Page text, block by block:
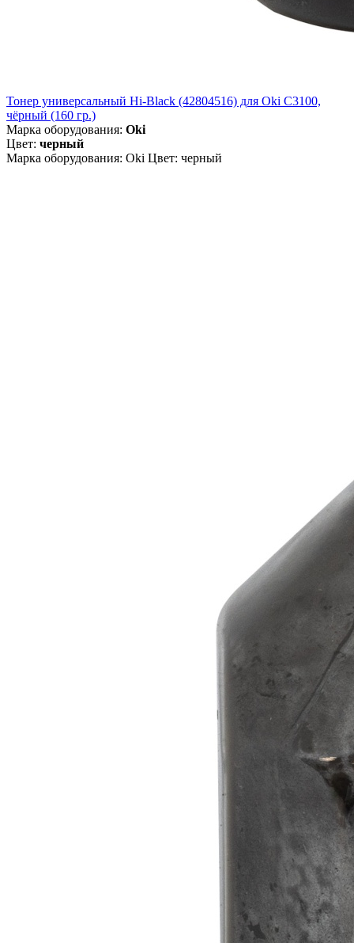
Тонер универсальный Hi-Black (42804516) для Oki С3100,
чёрный (160 гр.)
Марка оборудования: Oki
Цвет: черный
Марка оборудования: Oki Цвет: черный